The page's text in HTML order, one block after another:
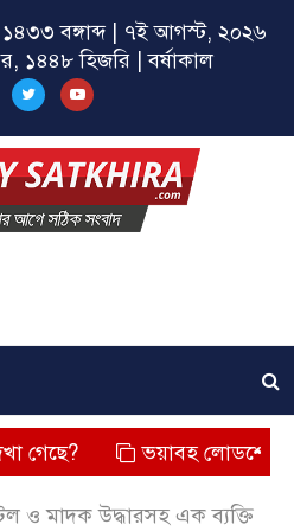
বঙ্গাব্দ | ৭ই আগস্ট, ২০২৬
১৪৪৮ হিজরি | বর্ষাকাল
ভয়াবহ লোডশেডিং,
ও মাদক উদ্ধারসহ এক ব্যক্তি